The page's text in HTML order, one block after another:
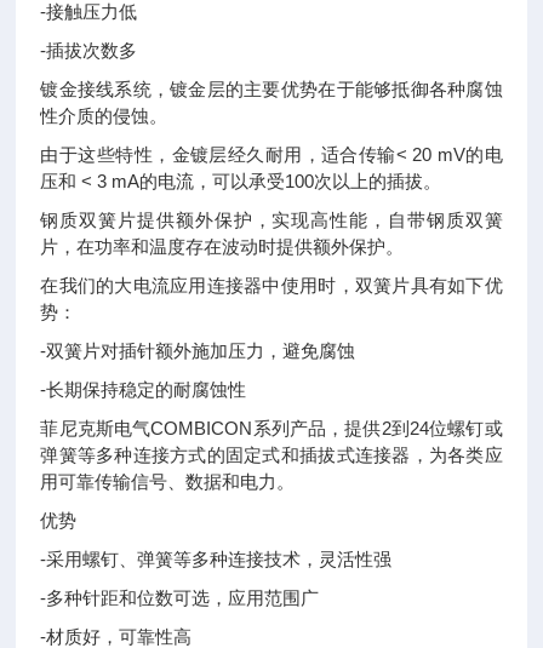
-接触压力低
-插拔次数多
镀金接线系统，镀金层的主要优势在于能够抵御各种腐蚀
性介质的侵蚀。
由于这些特性，金镀层经久耐用，适合传输< 20 mV的电
压和 < 3 mA的电流，可以承受100次以上的插拔。
钢质双簧片提供额外保护，实现高性能，自带钢质双簧
片，在功率和温度存在波动时提供额外保护。
在我们的大电流应用连接器中使用时，双簧片具有如下优
势：
-双簧片对插针额外施加压力，避免腐蚀
-长期保持稳定的耐腐蚀性
菲尼克斯电气COMBICON系列产品，提供2到24位螺钉或
弹簧等多种连接方式的固定式和插拔式连接器，为各类应
用可靠传输信号、数据和电力。
优势
-采用螺钉、弹簧等多种连接技术，灵活性强
-多种针距和位数可选，应用范围广
-材质好，可靠性高